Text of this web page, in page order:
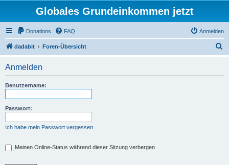
Globales Grundeinkommen jetzt
Donations FAQ Anmelden
dadabit Foren-Übersicht
Anmelden
Benutzername:
Passwort:
Ich habe mein Passwort vergessen
Meinen Online-Status während dieser Sitzung verbergen